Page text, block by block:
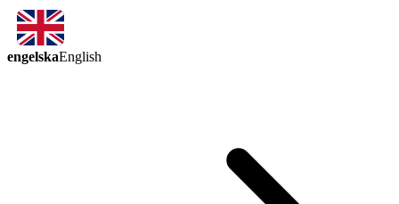
engelskaEnglish